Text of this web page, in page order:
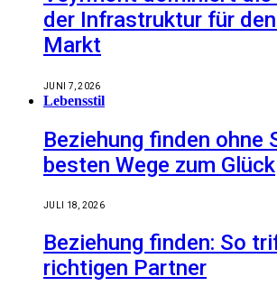
der Infrastruktur für
Markt
JUNI 7, 2026
Lebensstil
Beziehung finden ohne
besten Wege zum Glück
JULI 18, 2026
Beziehung finden: So
richtigen Partner